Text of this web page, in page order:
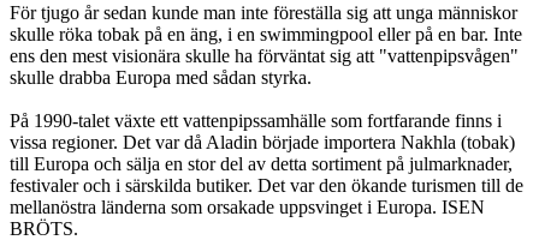
För tjugo år sedan kunde man inte föreställa sig att unga människor
skulle röka tobak på en äng, i en swimmingpool eller på en bar. Inte
ens den mest visionära skulle ha förväntat sig att "vattenpipsvågen"
skulle drabba Europa med sådan styrka.
På 1990-talet växte ett vattenpipssamhälle som fortfarande finns i
vissa regioner. Det var då Aladin började importera Nakhla (tobak)
till Europa och sälja en stor del av detta sortiment på julmarknader,
festivaler och i särskilda butiker. Det var den ökande turismen till de
mellanöstra länderna som orsakade uppsvinget i Europa. ISEN
BRÖTS.